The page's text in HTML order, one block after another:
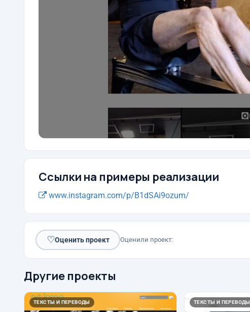
Ссылки на примеры реализации
www.instagram.com/p/B1dSAi9ozum/
♡Оценить проект Оценили проект:
Другие проекты
ТЕКСТЫ И ПЕРЕВОДЫ ТЕКСТЫ И ПЕРЕВОДЫ